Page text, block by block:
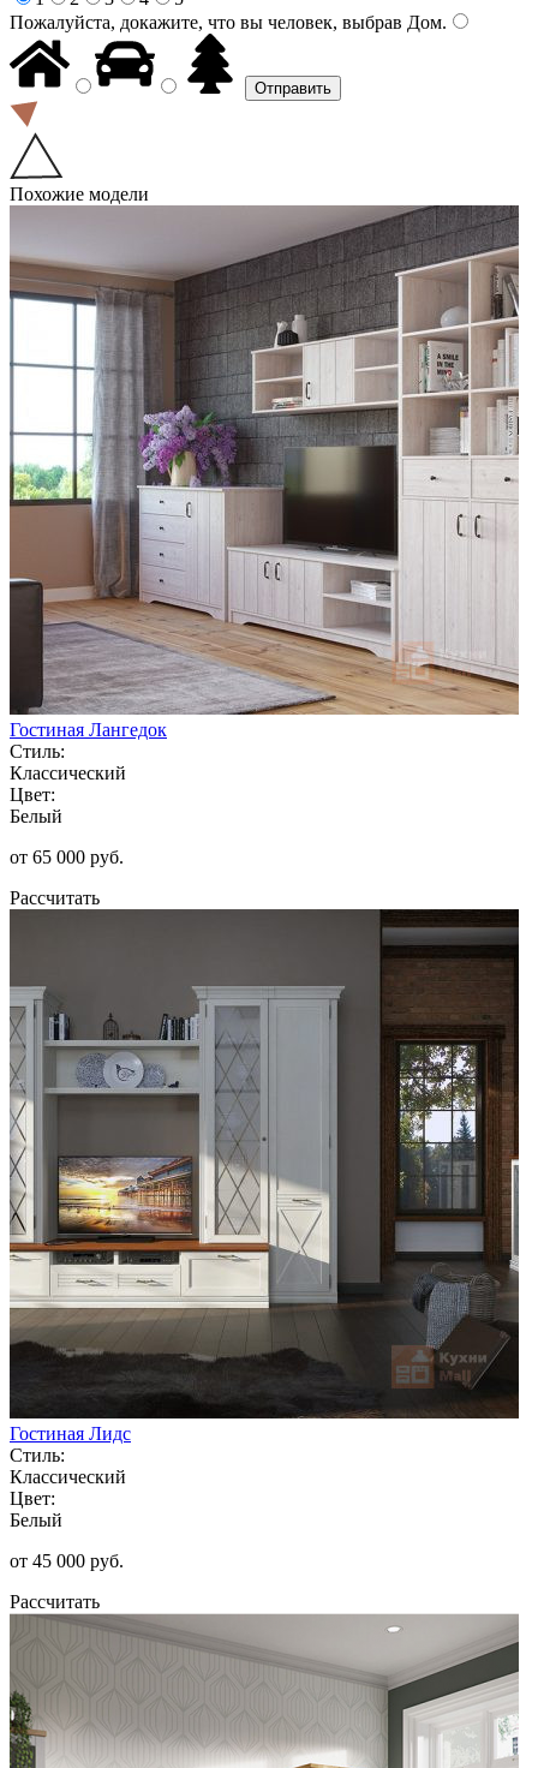
Пожалуйста, докажите, что вы человек, выбрав Дом.
Похожие модели
Гостиная Лангедок
Стиль:
Классический
Цвет:
Белый
от 65 000 руб.
Рассчитать
Гостиная Лидс
Стиль:
Классический
Цвет:
Белый
от 45 000 руб.
Рассчитать